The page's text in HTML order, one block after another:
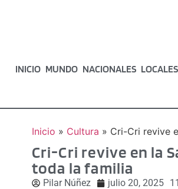
INICIO MUNDO NACIONALES LOCALES
Inicio » Cultura » Cri-Cri revive
Cri-Cri revive en la
toda la familia
Pilar Núñez julio 20, 2025